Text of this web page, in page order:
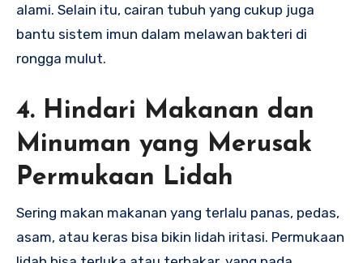
alami. Selain itu, cairan tubuh yang cukup juga
bantu sistem imun dalam melawan bakteri di
rongga mulut.
4. Hindari Makanan dan
Minuman yang Merusak
Permukaan Lidah
Sering makan makanan yang terlalu panas, pedas,
asam, atau keras bisa bikin lidah iritasi. Permukaan